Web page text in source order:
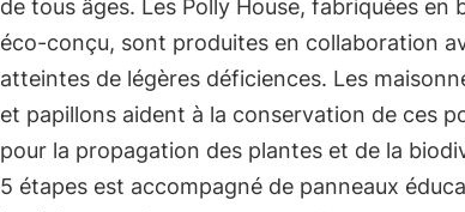
de tous âges. Les Polly House, fabriquées en
éco-conçu, sont produites en collaboration
atteintes de légères déficiences. Les
et papillons aident à la conservation de ces
pour la propagation des plantes et de la
5 étapes est accompagné de panneaux